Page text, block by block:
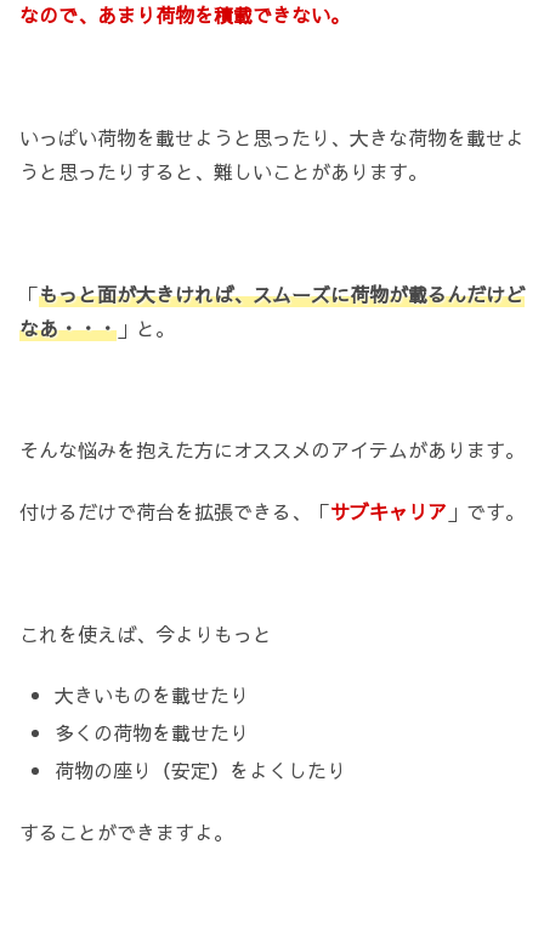
なので、あまり荷物を積載できない。
いっぱい荷物を載せようと思ったり、大きな荷物を載せよ
うと思ったりすると、難しいことがあります。
「もっと面が大きければ、スムーズに荷物が載るんだけど
なあ・・・ 」と。
そんな悩みを抱えた方にオススメのアイテムがあります。
付けるだけで荷台を拡張できる、「サブキャリア 」です。
これを使えば、今よりもっと
大きいものを載せたり
多くの荷物を載せたり
荷物の座り（安定）をよくしたり
することができますよ。